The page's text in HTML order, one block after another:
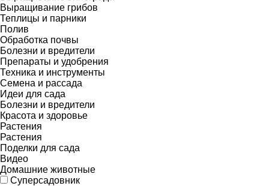
Выращивание грибов
Теплицы и парники
Полив
Обработка почвы
Болезни и вредители
Препараты и удобрения
Техника и инструменты
Семена и рассада
Идеи для сада
Болезни и вредители
Красота и здоровье
Растения
Растения
Поделки для сада
Видео
Домашние животные
Суперсадовник